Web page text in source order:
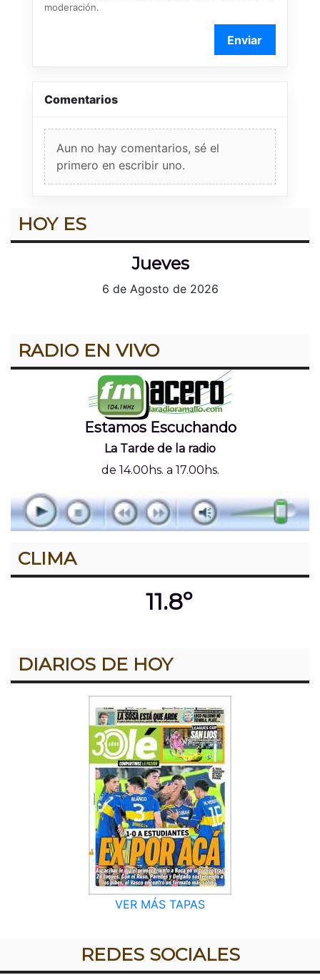
moderación.
Enviar
Comentarios
Aun no hay comentarios, sé el
primero en escribir uno.
HOY ES
Jueves
6 de Agosto de 2026
RADIO EN VIVO
Estamos Escuchando
La Tarde de la radio
de 14.00hs. a 17.00hs.
CLIMA
11.8º
DIARIOS DE HOY
VER MÁS TAPAS
REDES SOCIALES